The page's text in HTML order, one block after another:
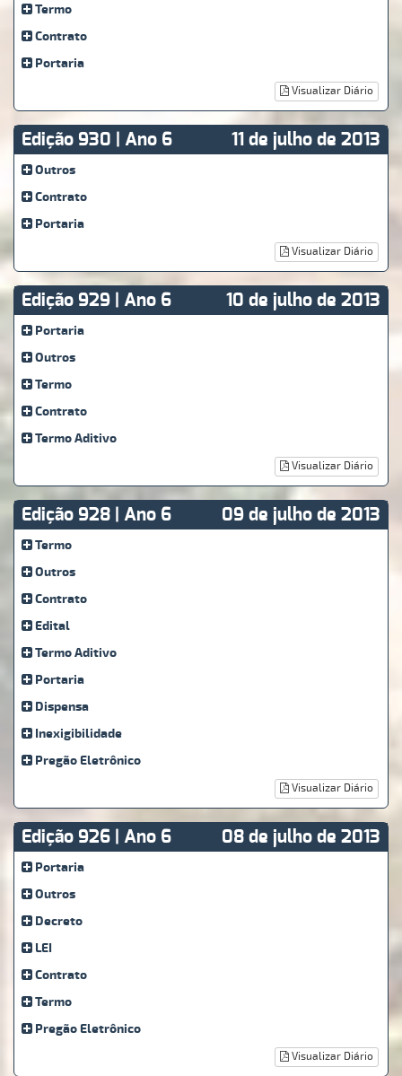
Termo
Contrato
Portaria
Visualizar Diário
Edição 930 | Ano 6 11 de julho de 2013
Outros
Contrato
Portaria
Visualizar Diário
Edição 929 | Ano 6 10 de julho de 2013
Portaria
Outros
Termo
Contrato
Termo Aditivo
Visualizar Diário
Edição 928 | Ano 6 09 de julho de 2013
Termo
Outros
Contrato
Edital
Termo Aditivo
Portaria
Dispensa
Inexigibilidade
Pregão Eletrônico
Visualizar Diário
Edição 926 | Ano 6 08 de julho de 2013
Portaria
Outros
Decreto
LEI
Contrato
Termo
Pregão Eletrônico
Visualizar Diário